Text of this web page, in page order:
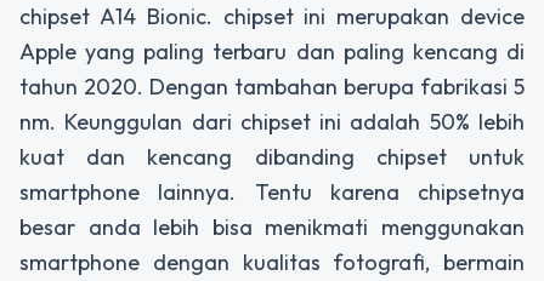
chipset A14 Bionic. chipset ini merupakan device
Apple yang paling terbaru dan paling kencang di
tahun 2020. Dengan tambahan berupa fabrikasi 5
nm. Keunggulan dari chipset ini adalah 50% lebih
kuat dan kencang dibanding chipset untuk
smartphone lainnya. Tentu karena chipsetnya
besar anda lebih bisa menikmati menggunakan
smartphone dengan kualitas fotografi, bermain